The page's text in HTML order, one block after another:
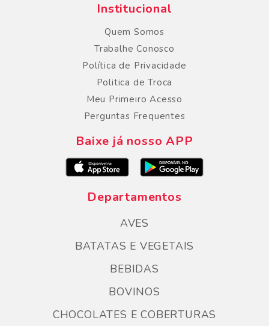
Institucional
Quem Somos
Trabalhe Conosco
Política de Privacidade
Politica de Troca
Meu Primeiro Acesso
Perguntas Frequentes
Baixe já nosso APP
Departamentos
AVES
BATATAS E VEGETAIS
BEBIDAS
BOVINOS
CHOCOLATES E COBERTURAS